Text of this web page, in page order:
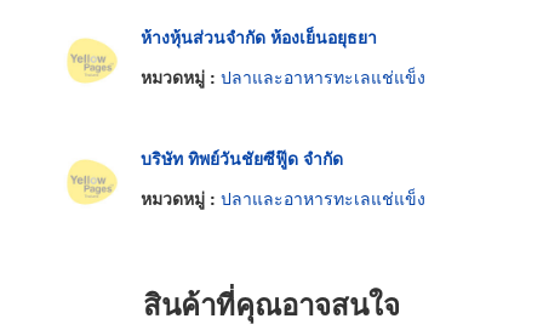
ห้างหุ้นส่วนจำกัด ห้องเย็นอยุธยา
หมวดหมู่ : ปลาและอาหารทะเลแช่แข็ง
บริษัท ทิพย์วันชัยซีฟู๊ด จำกัด
หมวดหมู่ : ปลาและอาหารทะเลแช่แข็ง
สินค้าที่คุณอาจสนใจ